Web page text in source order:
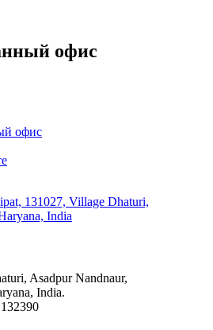
офис
офис
Asadpur Nandnaur,
India.